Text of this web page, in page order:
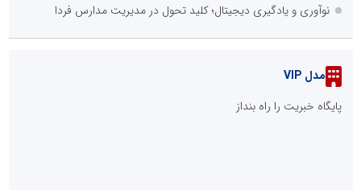
نوآوری و یادگیری دیجیتال؛ کلید تحول در مدیریت مدارس فردا
مدل VIP
پایگاه خبریت را راه بنداز